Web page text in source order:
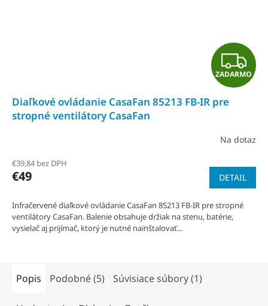
Z
A
A
R
M
ZADARMO
Diaľkové ovládanie CasaFan 85213 FB-IR pre
stropné ventilátory CasaFan
Na dotaz
€39,84 bez DPH
€49 DETAIL
Infračervené diaľkové ovládanie CasaFan 85213 FB-IR pre stropné
ventilátory CasaFan. Balenie obsahuje držiak na stenu, batérie,
vysielač aj prijímač, ktorý je nutné nainštalovať...
Popis Podobné (5) Súvisiace súbory (1)